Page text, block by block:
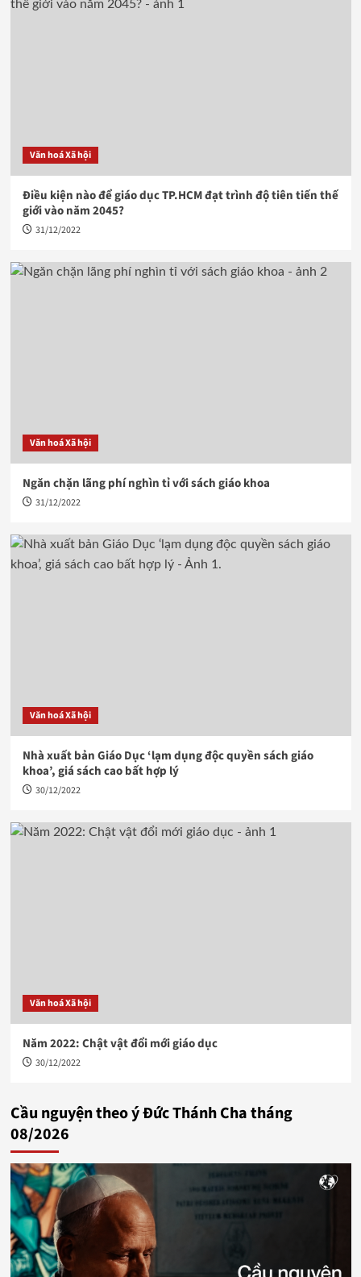
Văn hoá Xã hội
Điều kiện nào để giáo dục TP.HCM đạt trình độ tiên tiến thế
giới vào năm 2045?
31/12/2022
Văn hoá Xã hội
Ngăn chặn lãng phí nghìn tỉ với sách giáo khoa
31/12/2022
Văn hoá Xã hội
Nhà xuất bản Giáo Dục ‘lạm dụng độc quyền sách giáo
khoa’, giá sách cao bất hợp lý
30/12/2022
Văn hoá Xã hội
Năm 2022: Chật vật đổi mới giáo dục
30/12/2022
Cầu nguyện theo ý Đức Thánh Cha tháng
08/2026